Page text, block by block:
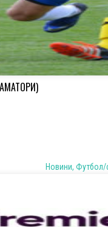
Новини, Футбол/